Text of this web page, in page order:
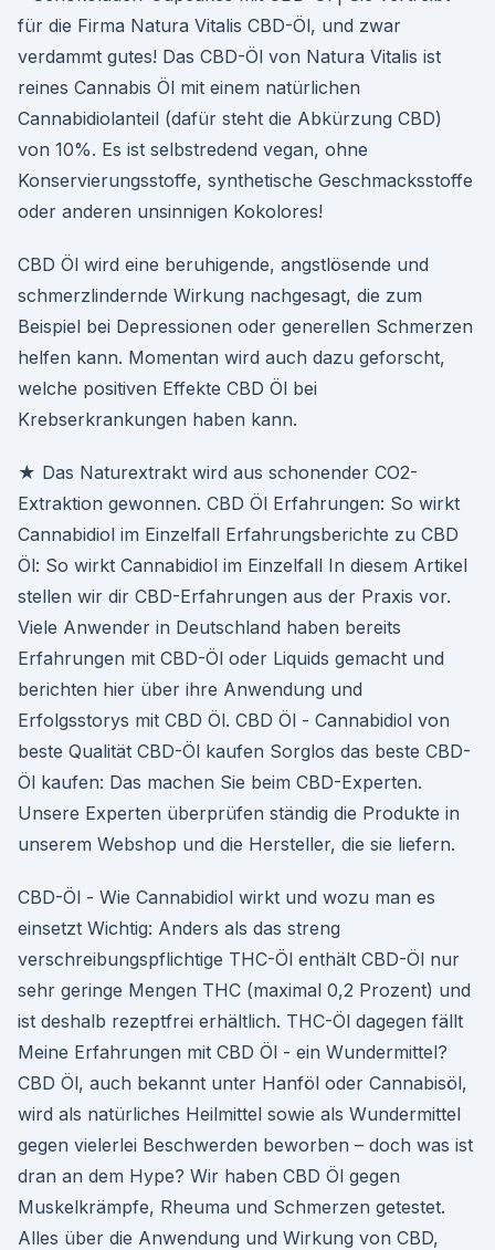
für die Firma Natura Vitalis CBD-Öl, und zwar
verdammt gutes! Das CBD-Öl von Natura Vitalis ist
reines Cannabis Öl mit einem natürlichen
Cannabidiolanteil (dafür steht die Abkürzung CBD)
von 10%. Es ist selbstredend vegan, ohne
Konservierungsstoffe, synthetische Geschmacksstoffe
oder anderen unsinnigen Kokolores!
CBD Öl wird eine beruhigende, angstlösende und
schmerzlindernde Wirkung nachgesagt, die zum
Beispiel bei Depressionen oder generellen Schmerzen
helfen kann. Momentan wird auch dazu geforscht,
welche positiven Effekte CBD Öl bei
Krebserkrankungen haben kann.
★ Das Naturextrakt wird aus schonender CO2-
Extraktion gewonnen. CBD Öl Erfahrungen: So wirkt
Cannabidiol im Einzelfall Erfahrungsberichte zu CBD
Öl: So wirkt Cannabidiol im Einzelfall In diesem Artikel
stellen wir dir CBD-Erfahrungen aus der Praxis vor.
Viele Anwender in Deutschland haben bereits
Erfahrungen mit CBD-Öl oder Liquids gemacht und
berichten hier über ihre Anwendung und
Erfolgsstorys mit CBD Öl. CBD Öl - Cannabidiol von
beste Qualität CBD-Öl kaufen Sorglos das beste CBD-
Öl kaufen: Das machen Sie beim CBD-Experten.
Unsere Experten überprüfen ständig die Produkte in
unserem Webshop und die Hersteller, die sie liefern.
CBD-Öl - Wie Cannabidiol wirkt und wozu man es
einsetzt Wichtig: Anders als das streng
verschreibungspflichtige THC-Öl enthält CBD-Öl nur
sehr geringe Mengen THC (maximal 0,2 Prozent) und
ist deshalb rezeptfrei erhältlich. THC-Öl dagegen fällt
Meine Erfahrungen mit CBD Öl - ein Wundermittel?
CBD Öl, auch bekannt unter Hanföl oder Cannabisöl,
wird als natürliches Heilmittel sowie als Wundermittel
gegen vielerlei Beschwerden beworben – doch was ist
dran an dem Hype? Wir haben CBD Öl gegen
Muskelkrämpfe, Rheuma und Schmerzen getestet.
Alles über die Anwendung und Wirkung von CBD,